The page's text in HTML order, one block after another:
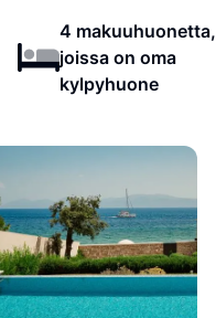
4 makuuhuonetta,
joissa on oma
kylpyhuone